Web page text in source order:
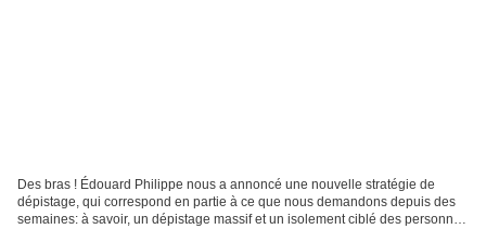
Des bras ! Édouard Philippe nous a annoncé une nouvelle stratégie de
dépistage, qui correspond en partie à ce que nous demandons depuis des
semaines: à savoir, un dépistage massif et un isolement ciblé des personnes